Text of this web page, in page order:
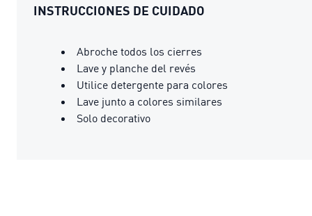
INSTRUCCIONES DE CUIDADO
Abroche todos los cierres
Lave y planche del revés
Utilice detergente para colores
Lave junto a colores similares
Solo decorativo